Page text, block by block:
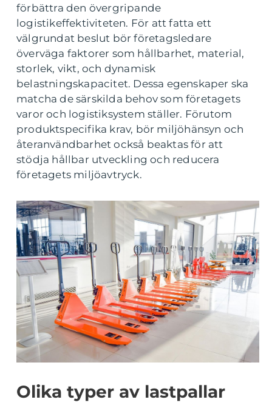
förbättra den övergripande
logistikeffektiviteten. För att fatta ett
välgrundat beslut bör företagsledare
överväga faktorer som hållbarhet, material,
storlek, vikt, och dynamisk
belastningskapacitet. Dessa egenskaper ska
matcha de särskilda behov som företagets
varor och logistiksystem ställer. Förutom
produktspecifika krav, bör miljöhänsyn och
återanvändbarhet också beaktas för att
stödja hållbar utveckling och reducera
företagets miljöavtryck.
Olika typer av lastpallar